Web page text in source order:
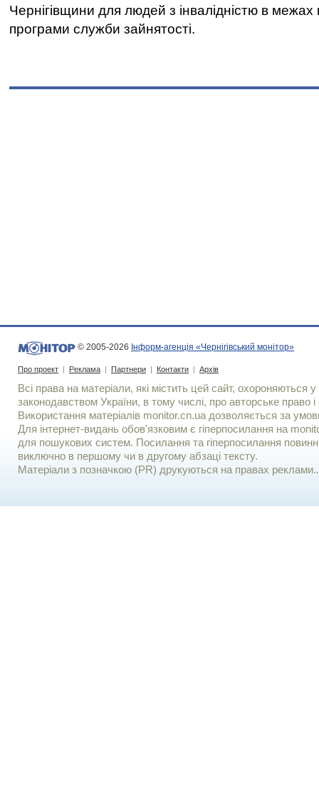
Чернігівщини для людей з інвалідністю в межах
програми служби зайнятості.
© 2005-2026 Інформ-агенція «Чернігівський монітор»
Про проект | Реклама | Партнери | Контакти | Архів
Всі права на матеріали, які містить цей сайт, охороняються у
законодавством України, в тому числі, про авторське право і
Використання матерiалiв monitor.cn.ua дозволяється за
Для iнтернет-видань обов'язковим є гiперпосилання на
для пошукових систем. Посилання та гіперпосилання
виключно в першому чи в другому абзаці тексту.
Матеріали з позначкою (PR) друкуються на правах реклами..